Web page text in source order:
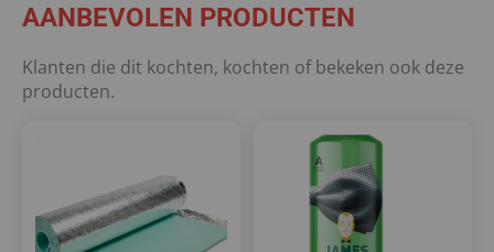
AANBEVOLEN PRODUCTEN
Klanten die dit kochten, kochten of bekeken ook deze
producten.